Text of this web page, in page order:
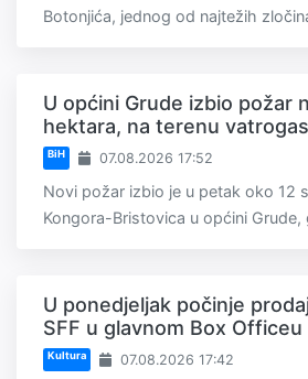
Botonjića, jednog od najtežih
U općini Grude izbio požar
hektara, na terenu
BiH 07.08.2026 17:52
Novi požar izbio je u petak oko 12
Kongora-Bristovica u općini Grude,
U ponedjeljak počinje
SFF u glavnom Box Officeu
Kultura 07.08.2026 17:42